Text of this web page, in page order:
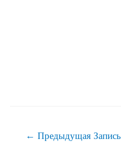
Навигация
← Предыдущая Запись